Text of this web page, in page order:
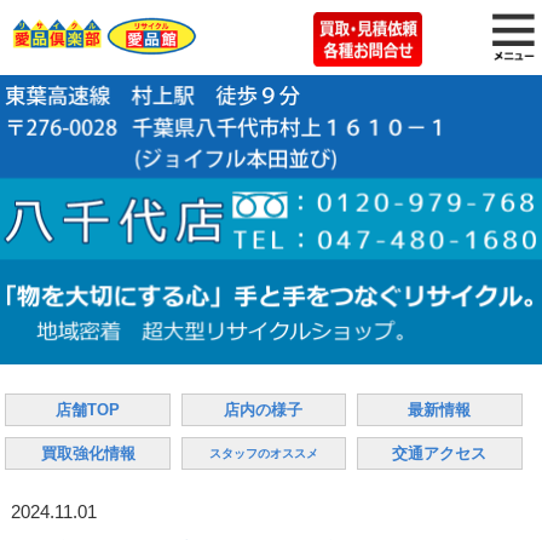
店舗TOP 店内の様子 最新情報
買取強化情報 スタッフのオススメ 交通アクセス
2024.11.01